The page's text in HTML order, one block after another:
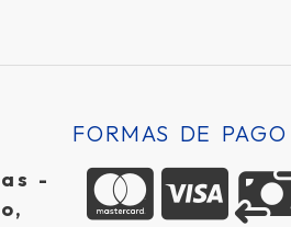
-
FORMAS DE PAGO